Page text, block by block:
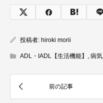
投稿者: hiroki morii
ADL・IADL【生活機能】 , 病気